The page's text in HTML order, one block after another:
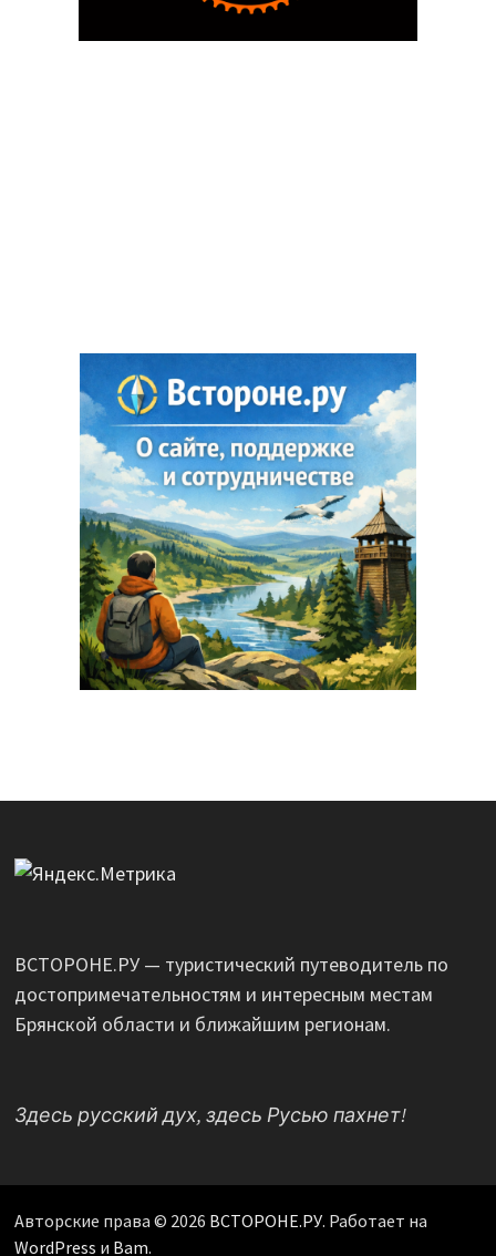
ВСТОРОНЕ.РУ — туристический путеводитель по
достопримечательностям и интересным местам
Брянской области и ближайшим регионам.
Здесь русский дух, здесь Русью пахнет!
Авторские права © 2026 ВСТОРОНЕ.РУ. Работает на
WordPress и Bam.